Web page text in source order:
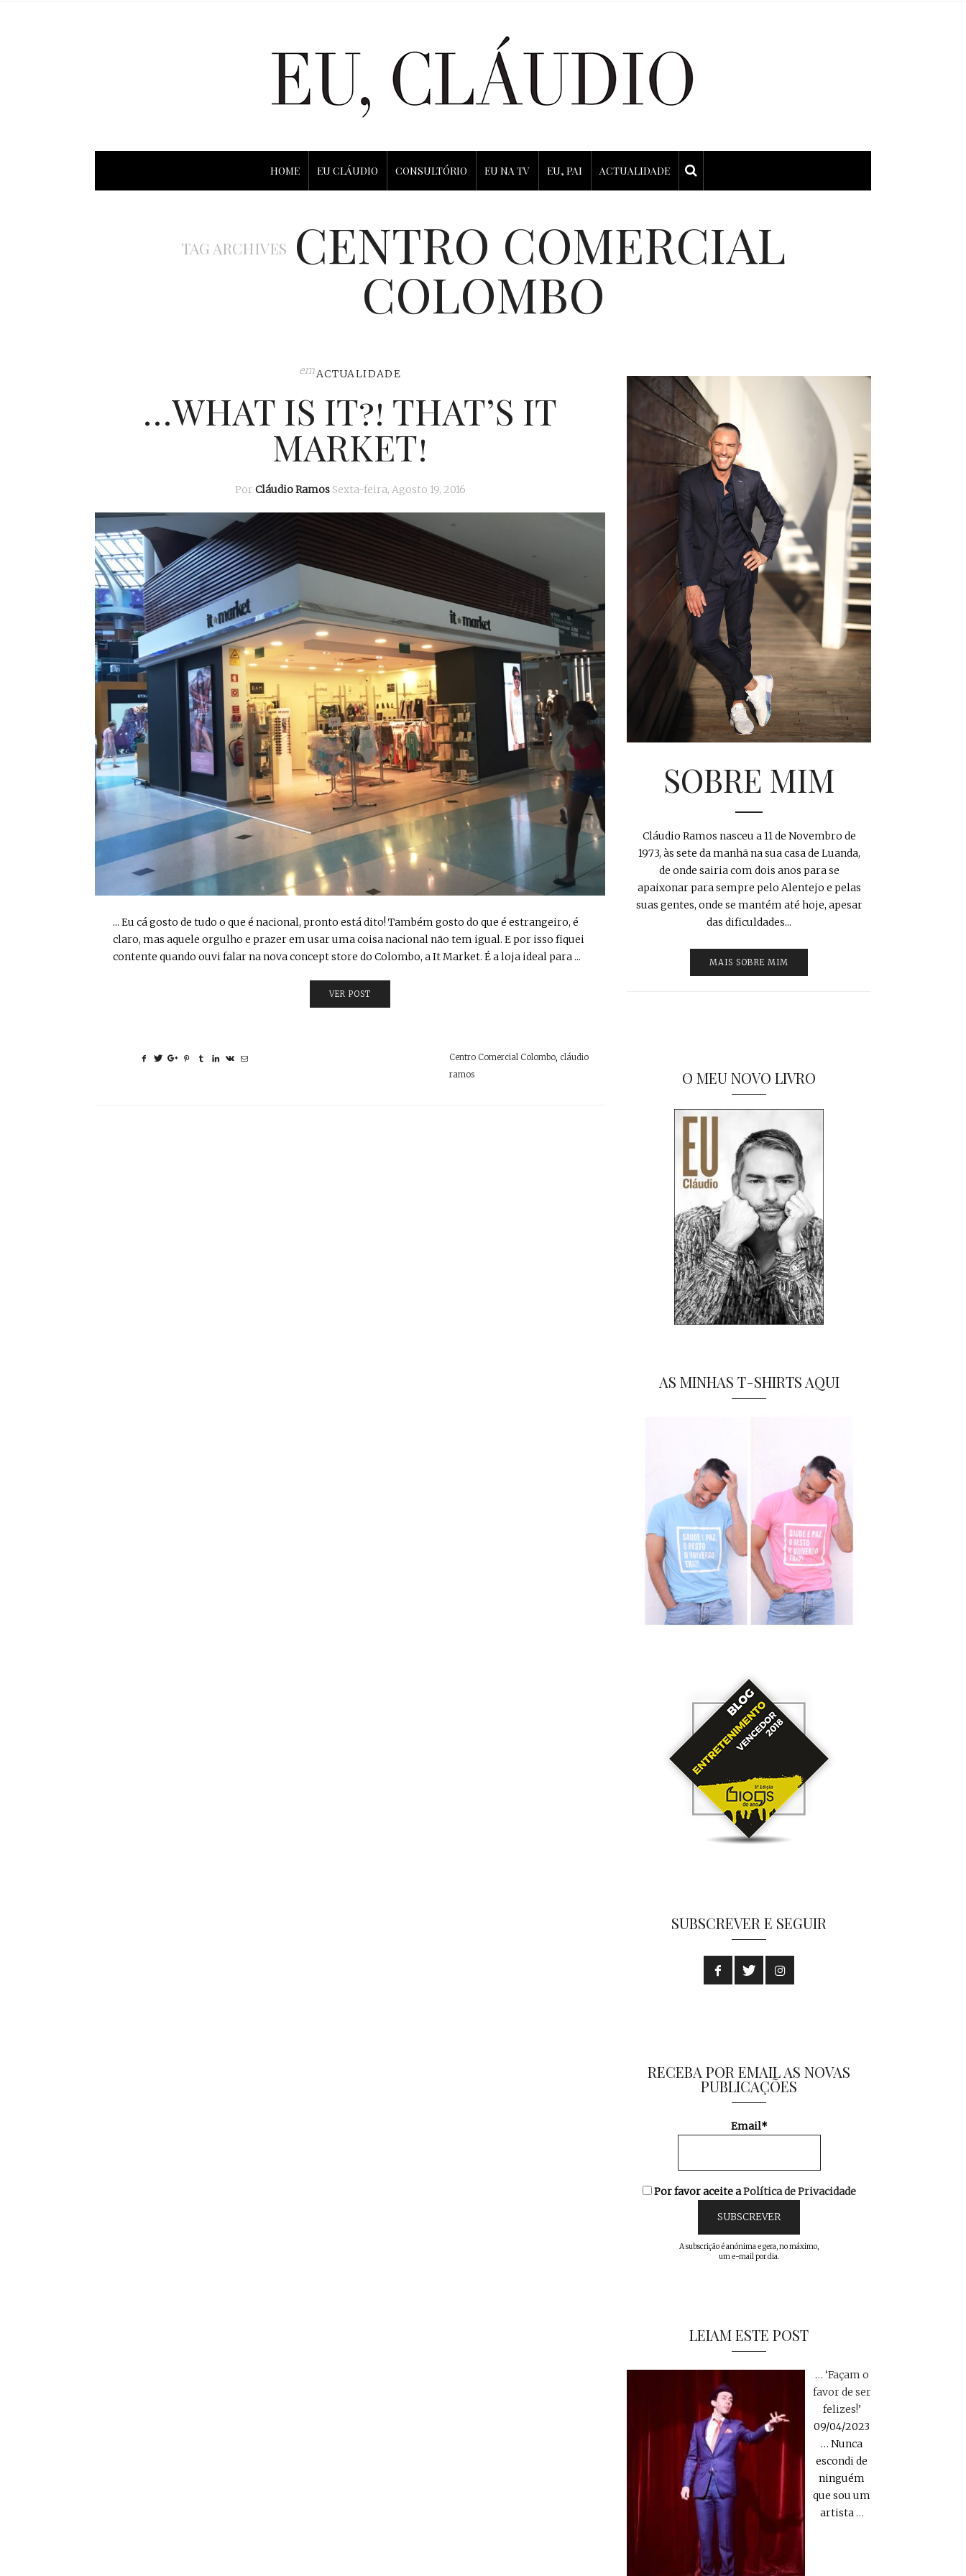
HOME EU CLÁUDIO CONSULTÓRIO EU NA TV EU, PAI ACTUALIDADE
TAG ARCHIVES CENTRO COMERCIAL
COLOMBO
emACTUALIDADE
…WHAT IS IT?! THAT’S IT
MARKET!
Por Cláudio Ramos Sexta-feira, Agosto 19, 2016
... Eu cá gosto de tudo o que é nacional, pronto está dito! Também gosto do que é estrangeiro, é
claro, mas aquele orgulho e prazer em usar uma coisa nacional não tem igual. E por isso fiquei
contente quando ouvi falar na nova concept store do Colombo, a It Market. É a loja ideal para ...
VER POST
Centro Comercial Colombo cláudio
ramos
SOBRE MIM
Cláudio Ramos nasceu a 11 de Novembro de
1973, às sete da manhã na sua casa de Luanda,
de onde sairia com dois anos para se
apaixonar para sempre pelo Alentejo e pelas
suas gentes, onde se mantém até hoje, apesar
das dificuldades...
MAIS SOBRE MIM
O MEU NOVO LIVRO
AS MINHAS T-SHIRTS AQUI
SUBSCREVER E SEGUIR
RECEBA POR EMAIL AS NOVAS
PUBLICAÇÕES
Email*
Por favor aceite aPolítica de Privacidade
A subscrição é anónima e gera, no máximo,
um e-mail por dia.
LEIAM ESTE POST
… ‘Façam o
favor de ser
felizes!’
09/04/2023
… Nunca
escondi de
ninguém
que sou um
artista…